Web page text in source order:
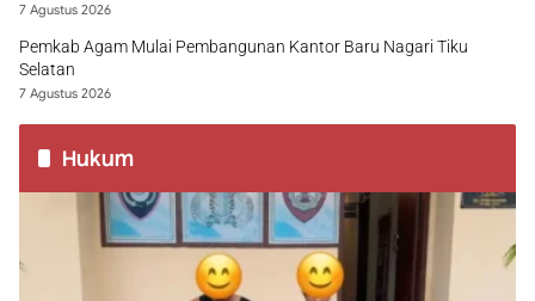
7 Agustus 2026
Pemkab Agam Mulai Pembangunan Kantor Baru Nagari Tiku
Selatan
7 Agustus 2026
Hukum